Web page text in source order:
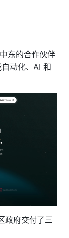
东的合作伙伴
动化、AI 和
政府交付了三